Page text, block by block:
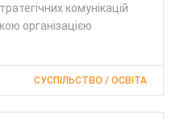
комунікацій
організацією
СУСПІЛЬСТВО / ОСВІТА